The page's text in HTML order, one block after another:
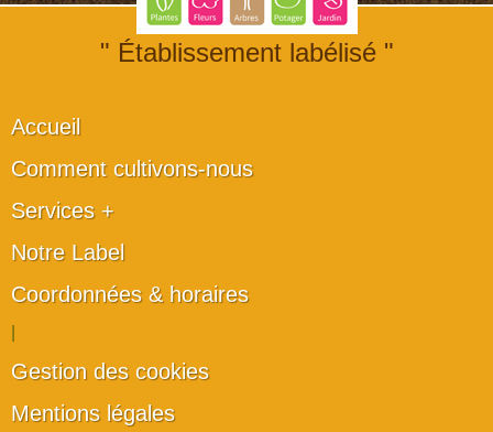
" Établissement labélisé "
Accueil
Comment cultivons-nous
Services +
Notre Label
Coordonnées & horaires
Gestion des cookies
Mentions légales